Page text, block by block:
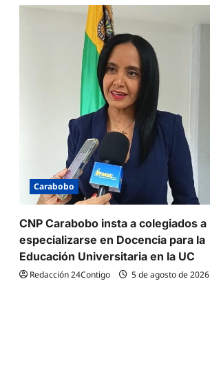
Carabobo
CNP Carabobo insta a colegiados a
especializarse en Docencia para la
Educación Universitaria en la UC
Redacción 24Contigo 5 de agosto de 2026